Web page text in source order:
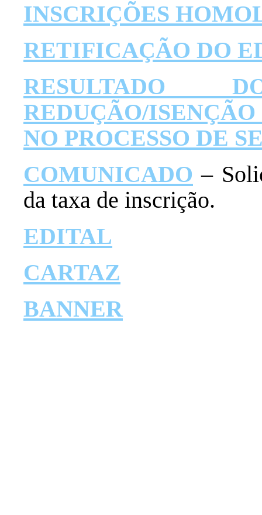
INSCRIÇÕES
RETIFICAÇÃO DO
RESULTADO
REDUÇÃO/
NO PROCESSO DE
COMUNICADO –
da taxa de inscrição.
EDITAL
CARTAZ
BANNER